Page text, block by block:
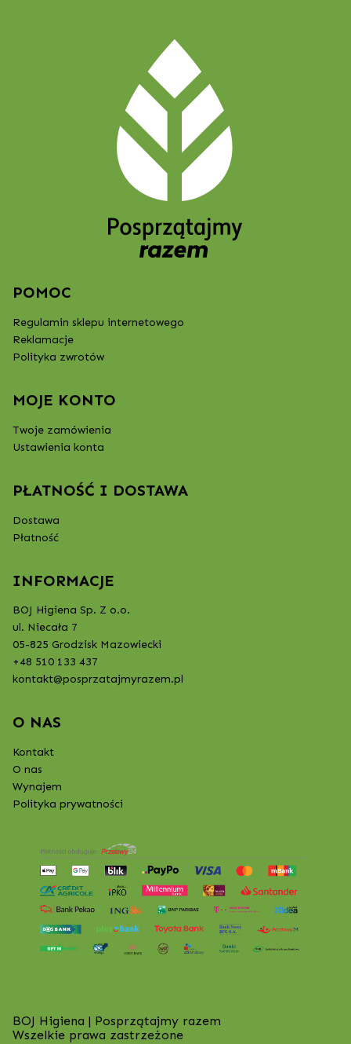
POMOC
Regulamin sklepu internetowego
Reklamacje
Polityka zwrotów
MOJE KONTO
Twoje zamówienia
Ustawienia konta
PŁATNOŚĆ I DOSTAWA
Dostawa
Płatność
INFORMACJE
BOJ Higiena Sp. Z o.o.
ul. Niecała 7
05-825 Grodzisk Mazowiecki
+48 510 133 437
kontakt@posprzatajmyrazem.pl
O NAS
Kontakt
O nas
Wynajem
Polityka prywatności
BOJ Higiena | Posprzątajmy razem
Wszelkie prawa zastrzeżone